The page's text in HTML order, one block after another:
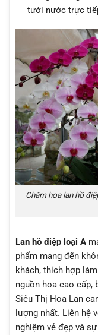
tưới nước trực
Chăm hoa lan hồ
Lan hồ điệp loại A
phẩm mang đến
khách, thích hợp
nguồn hoa cao cấp,
Siêu Thị Hoa Lan
lượng nhất. Liên hệ
nghiệm vẻ đẹp và